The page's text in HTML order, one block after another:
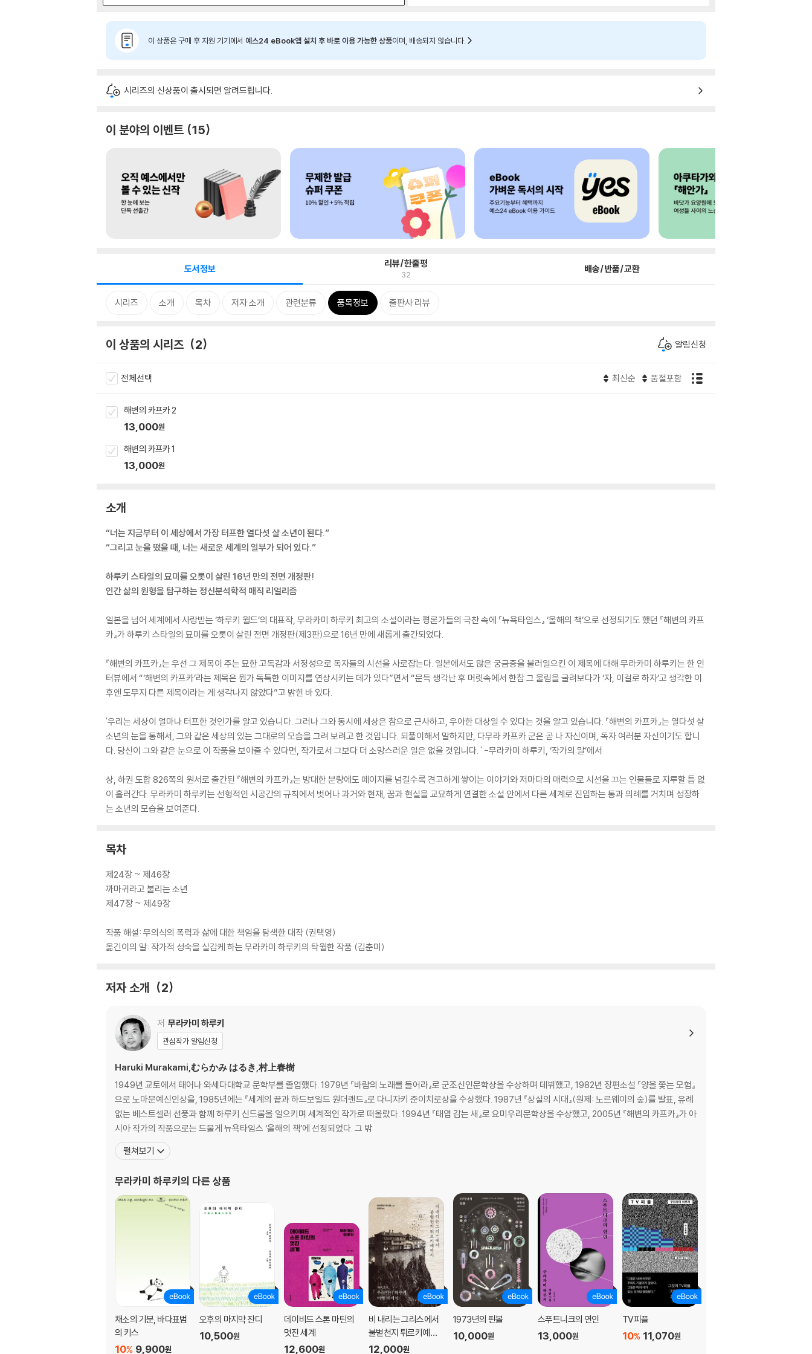
이 상품은 구매 후 지원 기기에서 예스24 eBook앱 설치 후 바로 이용 가능한 상품이며, 배송되지 않습니다.
시리즈의 신상품이 출시되면 알려드립니다.
이 분야의 이벤트 15
도서정보 리뷰/한줄평
32 배송/반품/교환
시리즈 소개 목차 저자 소개 관련분류 품목정보 출판사 리뷰
이 상품의 시리즈 2 알림신청
전체선택 최신순 품절포함
해변의 카프카 2
13,000원
해변의 카프카 1
13,000원
소개
“너는 지금부터 이 세상에서 가장 터프한 열다섯 살 소년이 된다.”
“그리고 눈을 떴을 때, 너는 새로운 세계의 일부가 되어 있다.”
하루키 스타일의 묘미를 오롯이 살린 16년 만의 전면 개정판!
인간 삶의 원형을 탐구하는 정신분석학적 매직 리얼리즘
일본을 넘어 세계에서 사랑받는 ‘하루키 월드’의 대표작, 무라카미 하루키 최고의 소설이라는 평론가들의 극찬 속에 『뉴욕타임스』 ‘올해의 책’으로 선정되기도 했던 『해변의 카프
카』가 하루키 스타일의 묘미를 오롯이 살린 전면 개정판(제3판)으로 16년 만에 새롭게 출간되었다.
『해변의 카프카』는 우선 그 제목이 주는 묘한 고독감과 서정성으로 독자들의 시선을 사로잡는다. 일본에서도 많은 궁금증을 불러일으킨 이 제목에 대해 무라카미 하루키는 한 인
터뷰에서 “‘해변의 카프카’라는 제목은 뭔가 독특한 이미지를 연상시키는 데가 있다”면서 “문득 생각난 후 머릿속에서 한참 그 울림을 굴려보다가 ‘자, 이걸로 하자’고 생각한 이
후엔 도무지 다른 제목이라는 게 생각나지 않았다”고 밝힌 바 있다.
'우리는 세상이 얼마나 터프한 것인가를 알고 있습니다. 그러나 그와 동시에 세상은 참으로 근사하고, 우아한 대상일 수 있다는 것을 알고 있습니다. 『해변의 카프카』는 열다섯 살
소년의 눈을 통해서, 그와 같은 세상의 있는 그대로의 모습을 그려 보려고 한 것입니다. 되풀이해서 말하지만, 다무라 카프카 군은 곧 나 자신이며, 독자 여러분 자신이기도 합니
다. 당신이 그와 같은 눈으로 이 작품을 보아줄 수 있다면, 작가로서 그보다 더 소망스러운 일은 없을 것입니다. ' -무라카미 하루키, ‘작가의 말’에서
상, 하권 도합 826쪽의 원서로 출간된 『해변의 카프카』는 방대한 분량에도 페이지를 넘길수록 견고하게 쌓이는 이야기와 저마다의 매력으로 시선을 끄는 인물들로 지루할 틈 없
이 흘러간다. 무라카미 하루키는 선형적인 시공간의 규칙에서 벗어나 과거와 현재, 꿈과 현실을 교묘하게 연결한 소설 안에서 다른 세계로 진입하는 통과 의례를 거치며 성장하
는 소년의 모습을 보여준다.
목차
제24장 ~ 제46장
까마귀라고 불리는 소년
제47장 ~ 제49장
작품 해설: 무의식의 폭력과 삶에 대한 책임을 탐색한 대작 (권택영)
옮긴이의 말: 작가적 성숙을 실감케 하는 무라카미 하루키의 탁월한 작품 (김춘미)
저자 소개 2
저 무라카미 하루키
관심작가 알림신청
Haruki Murakami,むらかみ はるき,村上春樹
1949년 교토에서 태어나 와세다대학교 문학부를 졸업했다. 1979년 『바람의 노래를 들어라』로 군조신인문학상을 수상하며 데뷔했고, 1982년 장편소설 『양을 쫓는 모험』
으로 노마문예신인상을, 1985년에는 『세계의 끝과 하드보일드 원더랜드』로 다니자키 준이치로상을 수상했다. 1987년 『상실의 시대』(원제: 노르웨이의 숲)를 발표, 유례
없는 베스트셀러 선풍과 함께 하루키 신드롬을 일으키며 세계적인 작가로 떠올랐다. 1994년 『태엽 감는 새』로 요미우리문학상을 수상했고, 2005년 『해변의 카프카』가 아
시아 작가의 작품으로는 드물게 뉴욕타임스 ‘올해의 책’에 선정되었다. 그 밖
펼쳐보기
무라카미 하루키 의 다른 상품
채소의 기분, 바다표범
의 키스
9,900원
10%
오후의 마지막 잔디
10,500원
데이비드 스톤 마틴의
멋진 세계
12,600원
비 내리는 그리스에서
불볕천지 튀르키예까
지
12,000원
1973년의 핀볼
10,000원
스푸트니크의 연인
13,000원
TV피플
11,070원
10%